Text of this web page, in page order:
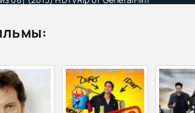
08] (2014) SATRip от Generalfilm & Files-x